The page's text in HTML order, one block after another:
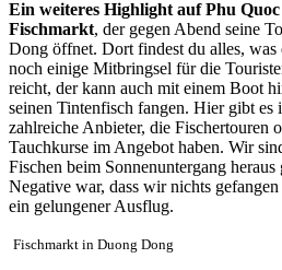
Ein weiteres Highlight auf Phu
Fischmarkt, der gegen Abend seine
Dong öffnet. Dort findest du alles, was
noch einige Mitbringsel für die
reicht, der kann auch mit einem Boot
seinen Tintenfisch fangen. Hier gibt es
zahlreiche Anbieter, die Fischertouren
Tauchkurse im Angebot haben. Wir
Fischen beim Sonnenuntergang
Negative war, dass wir nichts
ein gelungener Ausflug.
Fischmarkt in Duong Dong